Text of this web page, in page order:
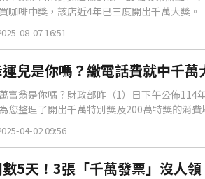
咖啡中獎，該店近4年已三度開出千萬大獎。
08-07 16:51
兒是你嗎？繳電話費就中千萬
富翁是你嗎？財政部昨（1）日下午公佈114
您整理了開出千萬特別獎及200萬特獎的消費
04-02 09:56
5天！3張「千萬發票」沒人